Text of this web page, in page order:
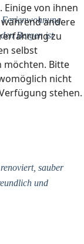
Ferienwohnung
Bergen ist
sauber
und
Einige von ihnen
andere
zu
selbst
möchten. Bitte
nicht
stehen.